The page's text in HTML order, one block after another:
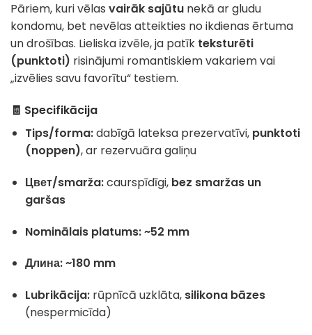
Pāriem, kuri vēlas vairāk sajūtu nekā ar gludu
kondomu, bet nevēlas atteikties no ikdienas ērtuma
un drošības. Lieliska izvēle, ja patīk teksturēti
(punktoti) risinājumi romantiskiem vakariem vai
„izvēlies savu favorītu“ testiem.
🧾 Specifikācija
Tips/forma:dabīgā lateksa prezervatīvi, punktoti
(noppen), ar rezervuāra galiņu
Цвет/smarža:caurspīdīgi, bez smaržas un
garšas
Nominālais platums:~52 mm
Длина:~180 mm
Lubrikācija:rūpnīcā uzklāta, silikona bāzes
(nespermicīda)